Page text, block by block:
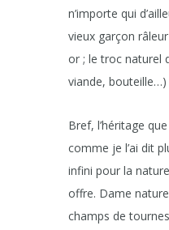
n’importe qui
vieux garçon
or ; le troc naturel
viande, bouteille…)
Bref, l’héritage
comme je l’ai dit
infini pour la
offre. Dame
champs de